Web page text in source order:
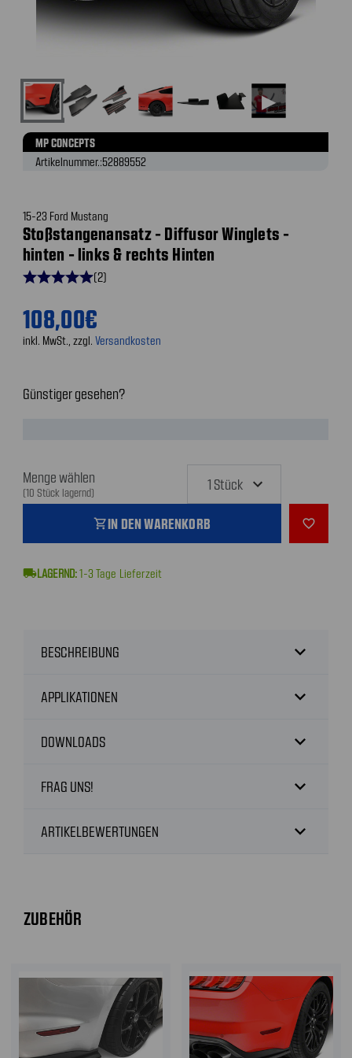
▶
MP CONCEPTS
Artikelnummer.:52889552
15-23 Ford Mustang
Stoßstangenansatz - Diffusor Winglets -
hinten - links & rechts Hinten
starstarstarstarstar(2)
108,00€
inkl. MwSt., zzgl. Versandkosten
Günstiger gesehen?
Menge wählen
(10 Stück lagernd)
shopping_cartIN DEN WARENKORB favorite_outline
local_shipping 1-3 Tage Lieferzeit
BESCHREIBUNG expand_more
APPLIKATIONEN expand_more
DOWNLOADS expand_more
FRAG UNS! expand_more
ARTIKELBEWERTUNGEN expand_more
ZUBEHÖR